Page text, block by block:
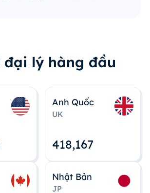
lý hàng đầu
Anh Quốc
UK
418,167
Nhật Bản
JP